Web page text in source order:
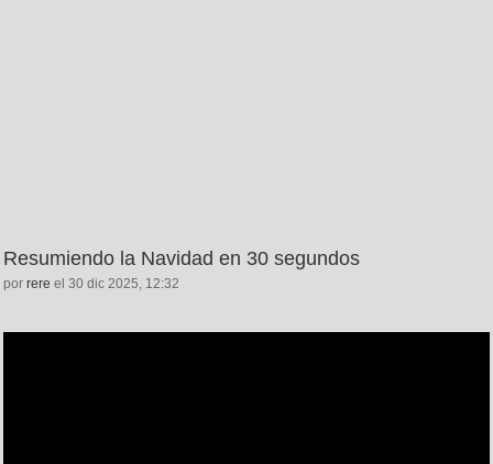
Resumiendo la Navidad en 30 segundos
por rere el 30 dic 2025, 12:32